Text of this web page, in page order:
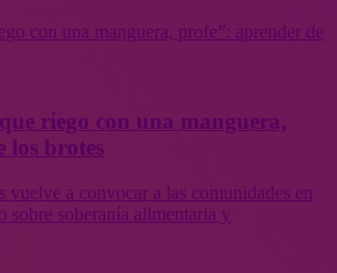
con una manguera, profe”: aprender de
riego con una manguera,
los brotes
vuelve a convocar a las comunidades en
sobre soberanía alimentaria y